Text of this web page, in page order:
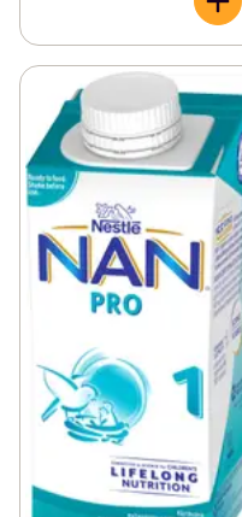
Kontakta gärna BVC för
Observera att
läs alltid
blandar mjölkdrycken